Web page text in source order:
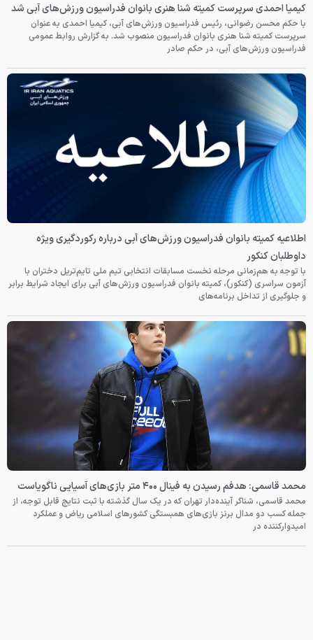
کیمیا احمدی سرپرست کمیته شنا هنری بانوان فدراسیون ورزش‌های آبی شد
با حکم محسن رضوانی، رئیس فدراسیون ورزش‌های آبی، کیمیا احمدی به عنوان
سرپرست کمیته شنا هنری بانوان فدراسیون منصوب شد. به گزارش روابط عمومی
فدراسیون ورزش‌های آبی، در حکم صادر
اطلاعیه کمیته بانوان فدراسیون ورزش‌های آبی درباره رکوردگیری ویژه
داوطلبان کنکور
با توجه به هم‌زمانی مرحله نخست مسابقات انتخابی تیم ملی تایم‌تریل دختران با
آزمون سراسری (کنکور)، کمیته بانوان فدراسیون ورزش‌های آبی برای ایجاد شرایط برابر
و جلوگیری از تداخل برنامه‌های
محمد قاسمی: هدفم رسیدن به فینال ۴۰۰ متر بازی‌های آسیایی ناگویاست
محمد قاسمی، شناگر آینده‌دار تهران که در یک سال گذشته با ثبت نتایج قابل توجه، از
جمله کسب دو مدال برنز بازی‌های همبستگی کشورهای اسلامی ریاض و عملکرد
امیدوارکننده در